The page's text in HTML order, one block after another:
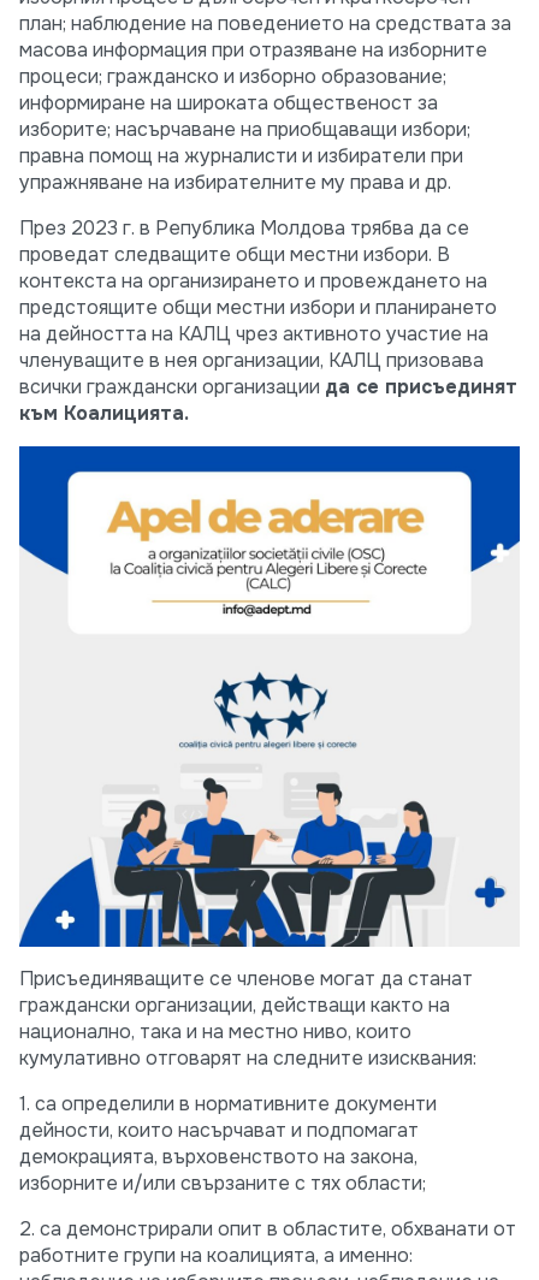
план; наблюдение на поведението на средствата за
масова информация при отразяване на изборните
процеси; гражданско и изборно образование;
информиране на широката общественост за
изборите; насърчаване на приобщаващи избори;
правна помощ на журналисти и избиратели при
упражняване на избирателните му права и др.
През 2023 г. в Република Молдова трябва да се
проведат следващите общи местни избори. В
контекста на организирането и провеждането на
предстоящите общи местни избори и планирането
на дейността на КАЛЦ чрез активното участие на
членуващите в нея организации, КАЛЦ призовава
всички граждански организации да се присъединят
към Коалицията.
Присъединяващите се членове могат да станат
граждански организации, действащи както на
национално, така и на местно ниво, които
кумулативно отговарят на следните изисквания:
1. са определили в нормативните документи
дейности, които насърчават и подпомагат
демокрацията, върховенството на закона,
изборните и/или свързаните с тях области;
2. са демонстрирали опит в областите, обхванати от
работните групи на коалицията, а именно: